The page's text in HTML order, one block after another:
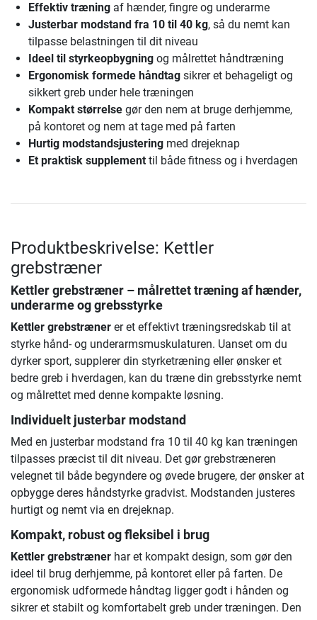
Effektiv træning af hænder, fingre og underarme
Justerbar modstand fra 10 til 40 kg, så du nemt kan
tilpasse belastningen til dit niveau
Ideel til styrkeopbygning og målrettet håndtræning
Ergonomisk formede håndtag sikrer et behageligt og
sikkert greb under hele træningen
Kompakt størrelse gør den nem at bruge derhjemme,
på kontoret og nem at tage med på farten
Hurtig modstandsjustering med drejeknap
Et praktisk supplement til både fitness og i hverdagen
Produktbeskrivelse: Kettler
grebstræner
Kettler grebstræner – målrettet træning af hænder,
underarme og grebsstyrke
Kettler grebstræner er et effektivt træningsredskab til at
styrke hånd- og underarmsmuskulaturen. Uanset om du
dyrker sport, supplerer din styrketræning eller ønsker et
bedre greb i hverdagen, kan du træne din grebsstyrke nemt
og målrettet med denne kompakte løsning.
Individuelt justerbar modstand
Med en justerbar modstand fra 10 til 40 kg kan træningen
tilpasses præcist til dit niveau. Det gør grebstræneren
velegnet til både begyndere og øvede brugere, der ønsker at
opbygge deres håndstyrke gradvist. Modstanden justeres
hurtigt og nemt via en drejeknap.
Kompakt, robust og fleksibel i brug
Kettler grebstræner har et kompakt design, som gør den
ideel til brug derhjemme, på kontoret eller på farten. De
ergonomisk udformede håndtag ligger godt i hånden og
sikrer et stabilt og komfortabelt greb under træningen. Den